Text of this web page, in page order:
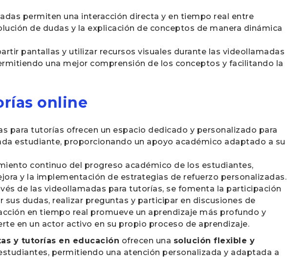
permiten una interacción directa y en tiempo real entre
de dudas y la explicación de conceptos de manera dinámica
pantallas y utilizar recursos visuales durante las videollamadas
una mejor comprensión de los conceptos y facilitando la
online
para tutorías ofrecen un espacio dedicado y personalizado para
estudiante, proporcionando un apoyo académico adaptado a su
continuo del progreso académico de los estudiantes,
y la implementación de estrategias de refuerzo personalizadas.
de las videollamadas para tutorías, se fomenta la participación
dudas, realizar preguntas y participar en discusiones de
en tiempo real promueve un aprendizaje más profundo y
en un actor activo en su propio proceso de aprendizaje.
y tutorías en educación ofrecen una solución flexible y
permitiendo una atención personalizada y adaptada a